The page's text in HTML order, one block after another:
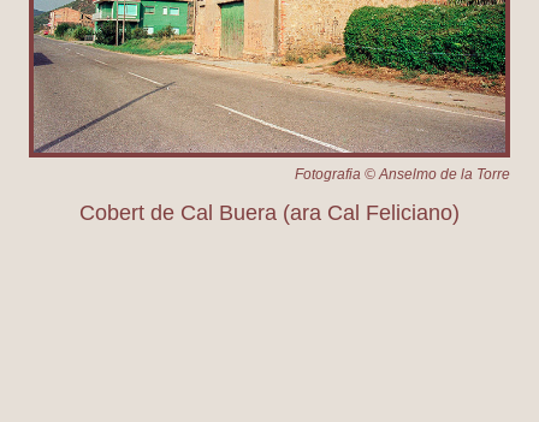
Fotografia © Anselmo de la Torre
Cobert de Cal Buera (ara Cal Feliciano)